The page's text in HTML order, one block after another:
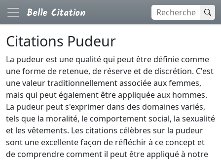
Citations Pudeur
La pudeur est une qualité qui peut être définie comme
une forme de retenue, de réserve et de discrétion. C'est
une valeur traditionnellement associée aux femmes,
mais qui peut également être appliquée aux hommes.
La pudeur peut s'exprimer dans des domaines variés,
tels que la moralité, le comportement social, la sexualité
et les vêtements. Les citations célèbres sur la pudeur
sont une excellente façon de réfléchir à ce concept et
de comprendre comment il peut être appliqué à notre